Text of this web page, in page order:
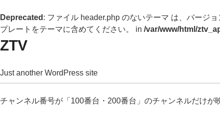
Deprecated : ファイル header.php のないテーマ は、バージ
プレートをテーマに含めてください。 in /var/www/html/
ZTV
Just another WordPress site
チャンネル番号が「100番台・200番台」のチャンネルだけが